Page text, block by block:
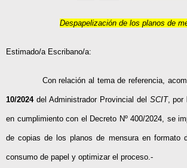
Despapelización de los planos de
Estimado/a Escribano/a:
Con relación al tema de referencia,
10/2024del Administrador Provincial del SCIT, por
en cumplimiento con el Decreto Nº 400/2024, se
de copias de los planos de mensura en formato
consumo de papel y optimizar el proceso.-